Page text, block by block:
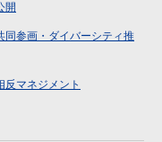
開
同参画・ダイバーシティ推
反マネジメント